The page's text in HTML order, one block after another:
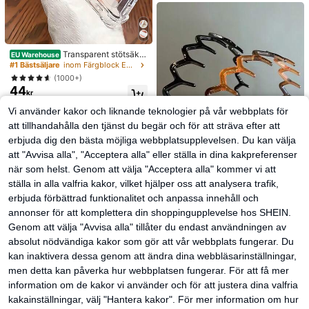
EU Warehouse Transparent stötsäker
t mobilskal med magnetisk adsorpti
on i magnetisk stil, kompatibelt med
17 Pro Max/17 Pro/17 Air/17/16 Pro
Max/16 Pro/16 Plus/16 E/16/15 Pro
14 Pro/14 Plus/14/13 Pro Max/13/1
3 Pro/13 Mini/12 Pro Max/12/12 Pr
o/12 Mini/11/11 Pro/11 Pro Max/Xs/
X/Xr/Xs Max/7 Plus/8 Plus/7g/8g, st
ötsäkra hörn, kompatibelt med, vår
present, födelsedag, professionell, s
kolstart
#1 Bästsäljare
inom Färgblock Enkla telefonskal
(1000+)
44kr
2 st enkla stora vågformade hårban
d för kvinnor, makeup-hårband, pla
st, för vardagsbruk
#1 Bästsäljare
inom ABS Pannband
(1000+)
38kr
Vi använder kakor och liknande teknologier på vår webbplats för
att tillhandahålla den tjänst du begär och för att sträva efter att
erbjuda dig den bästa möjliga webbplatsupplevelsen. Du kan välja
att "Avvisa alla", "Acceptera alla" eller ställa in dina kakpreferenser
när som helst. Genom att välja "Acceptera alla" kommer vi att
ställa in alla valfria kakor, vilket hjälper oss att analysera trafik,
erbjuda förbättrad funktionalitet och anpassa innehåll och
annonser för att komplettera din shoppingupplevelse hos SHEIN.
Genom att välja "Avvisa alla" tillåter du endast användningen av
absolut nödvändiga kakor som gör att vår webbplats fungerar. Du
kan inaktivera dessa genom att ändra dina webbläsarinställningar,
men detta kan påverka hur webbplatsen fungerar. För att få mer
information om de kakor vi använder och för att justera dina valfria
kakainställningar, välj "Hantera kakor". För mer information om hur